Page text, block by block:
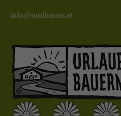
info@tonibauer.at